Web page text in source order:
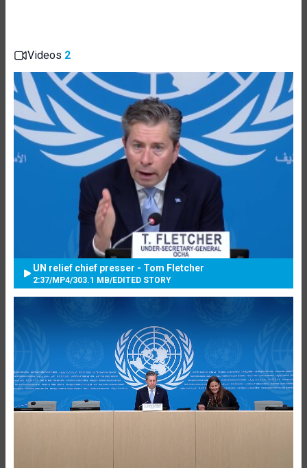
Videos 2
UN relief chief presser - Tom Fletcher
2:37/MP4/303.1 MB/EDITED STORY